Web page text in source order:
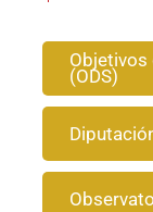
Objetivos
(ODS)